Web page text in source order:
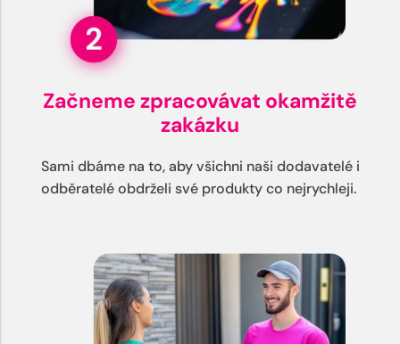
Začneme zpracovávat okamžitě
zakázku
Sami dbáme na to, aby všichni naši dodavatelé i
odběratelé obdrželi své produkty co nejrychleji.